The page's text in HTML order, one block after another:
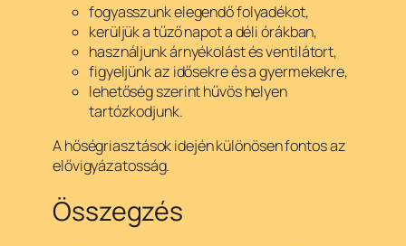
fogyasszunk elegendő folyadékot,
kerüljük a tűző napot a déli órákban,
használjunk árnyékolást és ventilátort,
figyeljünk az idősekre és a gyermekekre,
lehetőség szerint hűvös helyen
tartózkodjunk.
A hőségriasztások idején különösen fontos az
elővigyázatosság.
Összegzés